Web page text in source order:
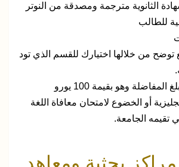
الثانوية مترجمة ومصدقة من النوتر
للطالب
توضح من خلالها اختيارك للقسم الذي تود
وهو بقيمة 100 يورو
أو الخضوع لامتحان معافاة اللغة
تقيمه الجامعة.
بحثية ومعاهد